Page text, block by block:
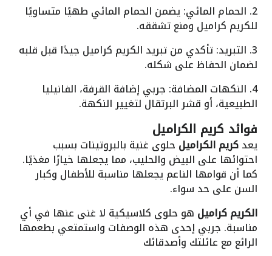
2. الحمام المائي: يضمن الحمام المائي طهيًا متساويًا
للكريم كراميل ومنع تشققه.
3. التبريد: تأكدي من تبريد الكريم كراميل جيدًا قبل قلبه
لضمان الحفاظ على شكله.
4. النكهات المضافة: جربي إضافة القرفة، الفانيليا
الطبيعية، أو قشر البرتقال لتغيير النكهة.
فوائد كريم الكراميل
يعدكريم الكراميل حلوى غنية بالبروتينات بسبب
احتوائها على البيض والحليب، مما يجعلها خيارًا مغذيًا.
كما أن قوامها الناعم يجعلها مناسبة للأطفال وكبار
السن على حد سواء.
الكريم كراميل هو حلوى كلاسيكية لا غنى عنها في أي
مناسبة. جربي إحدى هذه الوصفات واستمتعي بطعمها
الرائع مع عائلتك وأصدقائك